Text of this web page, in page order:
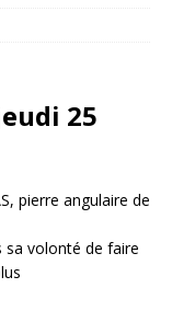
25
pierre angulaire de
sa volonté de faire